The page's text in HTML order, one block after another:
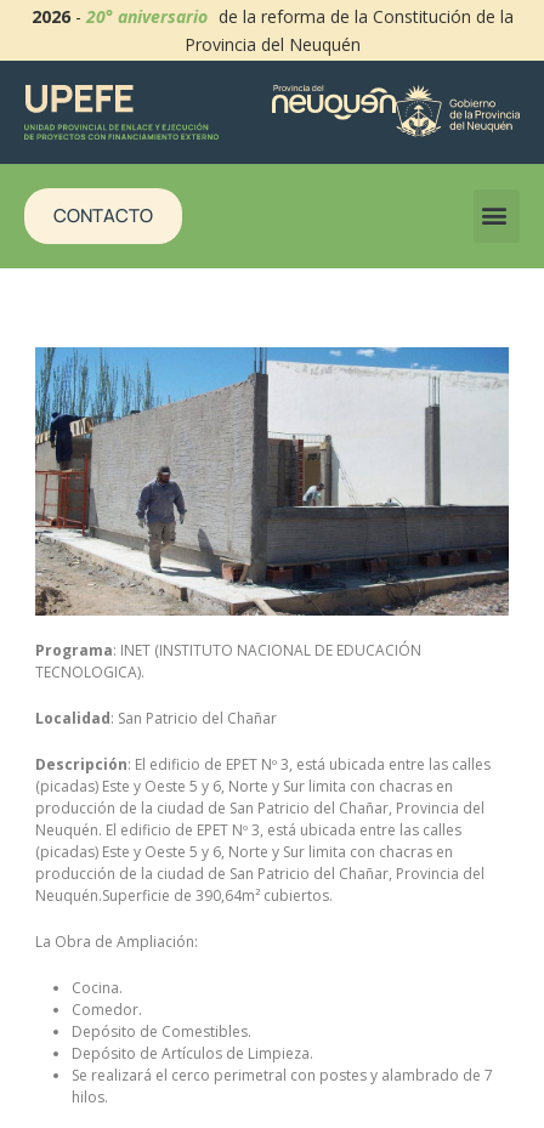
2026-20° aniversario de la reforma de la Constitución de la
Provincia del Neuquén
CONTACTO
Programa: INET (INSTITUTO NACIONAL DE EDUCACIÓN
TECNOLOGICA).
Localidad: San Patricio del Chañar
Descripción: El edificio de EPET Nº 3, está ubicada entre las calles
(picadas) Este y Oeste 5 y 6, Norte y Sur limita con chacras en
producción de la ciudad de San Patricio del Chañar, Provincia del
Neuquén. El edificio de EPET Nº 3, está ubicada entre las calles
(picadas) Este y Oeste 5 y 6, Norte y Sur limita con chacras en
producción de la ciudad de San Patricio del Chañar, Provincia del
Neuquén.Superficie de 390,64m² cubiertos.
La Obra de Ampliación:
Cocina.
Comedor.
Depósito de Comestibles.
Depósito de Artículos de Limpieza.
Se realizará el cerco perimetral con postes y alambrado de 7
hilos.